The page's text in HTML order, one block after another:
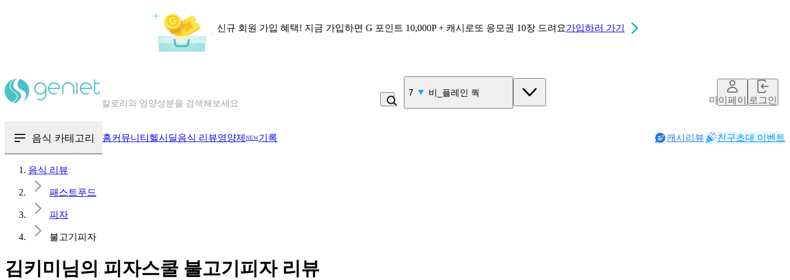
신규 회원 가입 혜택! 지금 가입하면 G 포인트 10,000P + 캐시로또 응모권 10장 드려요가입하러 가기
혈당 · 다이어트 음식 검색해보세요
7 비_플레인 쿽
마이페이지로그인
음식 카테고리 홈커뮤니티 헬시딜음식 리뷰영양제 NEW기록 캐시리뷰 친구초대 이벤트
음식 리뷰
패스트푸드
피자
불고기피자
김키미님의 피자스쿨 불고기피자 리뷰